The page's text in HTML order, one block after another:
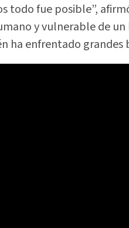
todo fue posible”,
y vulnerable de
ha enfrentado grandes